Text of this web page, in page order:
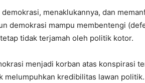
menaklukannya, dan
demokrasi mampu membentengi
tidak terjamah oleh politik kotor.
menjadi korban atas konspirasi
melumpuhkan kredibilitas lawan politik.